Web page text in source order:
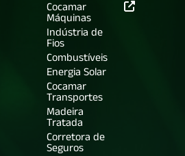
Cocamar
Máquinas
Indústria de
Fios
Combustíveis
Energia Solar
Cocamar
Transportes
Madeira
Tratada
Corretora de
Seguros